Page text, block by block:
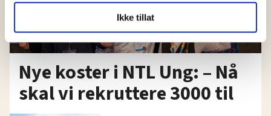
LO Medias publikasjoner frifagbevegelse.no, hk-nytt.no
og fontene.no bruker informasjonskapsler (cookies) for å
lære hvordan våre nettsider blir brukt slik at vi tilby
relevant innhold, tilpassede annonser og utarbeide
statistikk.
Vi deler bare informasjon om hvordan du bruker
nettstedet med LO Medias egne samarbeidspartnere
Ikke tillat
Nye koster i NTL Ung: – Nå
skal vi rekruttere 3000 til